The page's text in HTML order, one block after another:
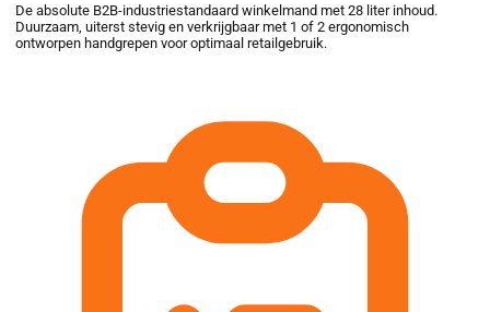
De absolute B2B-industriestandaard winkelmand met 28 liter inhoud.
Duurzaam, uiterst stevig en verkrijgbaar met 1 of 2 ergonomisch
ontworpen handgrepen voor optimaal retailgebruik.